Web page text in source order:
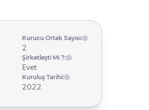
Kurucu Ortak Sayısı:
2
Şirketleşti Mi ?:
Evet
Kuruluş Tarihi:
2022